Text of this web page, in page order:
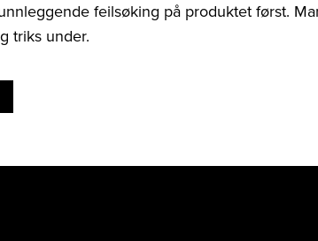
feilsøking på produktet først.
triks under.